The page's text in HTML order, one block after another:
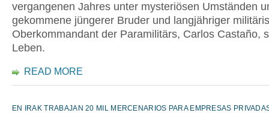
vergangenen Jahres unter mysteriösen Umständen
gekommene jüngerer Bruder und langjähriger
Oberkommandant der Paramilitärs, Carlos Castaño,
Leben.
READ MORE
EN IRAK TRABAJAN 20 MIL MERCENARIOS PARA EMPRESAS